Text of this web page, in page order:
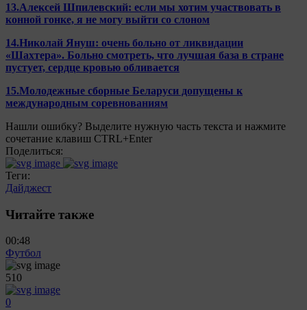
13.Алексей Шпилевский: если мы хотим участвовать в
конной гонке, я не могу выйти со слоном
14.Николай Януш: очень больно от ликвидации
«Шахтера». Больно смотреть, что лучшая база в стране
пустует, сердце кровью обливается
15.Молодежные сборные Беларуси допущены к
международным соревнованиям
Нашли ошибку? Выделите нужную часть текста и нажмите
сочетание клавиш CTRL+Enter
Поделиться:
Теги:
Дайджест
Читайте также
00:48
Футбол
510
0